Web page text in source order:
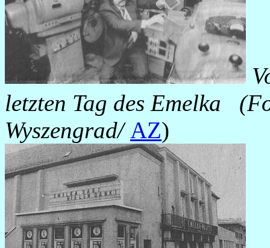
letzten Tag des Emelka
Wyszengrad/AZ)